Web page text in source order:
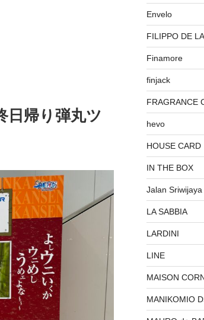
日帰り弾丸ツ
Envelo
FILIPPO DE
Finamore
finjack
FRAGRANCE
hevo
HOUSE CARD
IN THE BOX
Jalan Sriwijaya
LA SABBIA
LARDINI
LINE
MAISON
MANIKOMIO